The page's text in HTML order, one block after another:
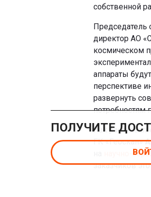
собственной
Председатель
директор АО
космическом
аппараты
перспективе
развернуть
потребностям
Как рассказал
ГК «Геоскан»
научно-
заказчиков
ПОЛУЧИТЕ